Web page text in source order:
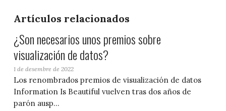
Artículos relacionados
¿Son necesarios unos premios sobre
visualización de datos?
1 de desembre de 2022
Los renombrados premios de visualización de datos
Information Is Beautiful vuelven tras dos años de
parón ausp...